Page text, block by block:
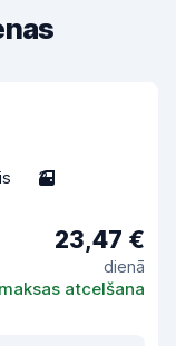
3
23,47 €
dienā
atcelšana